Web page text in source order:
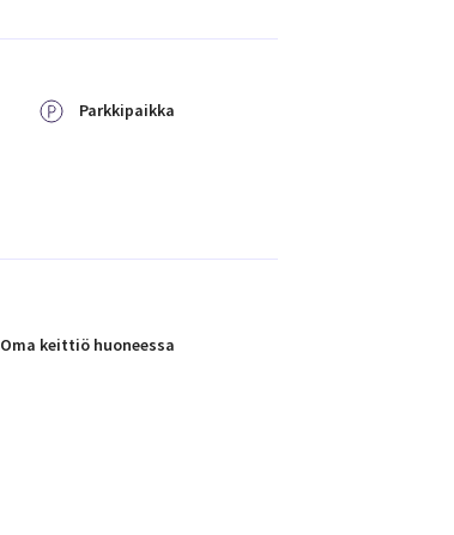
Parkkipaikka
Oma keittiö huoneessa